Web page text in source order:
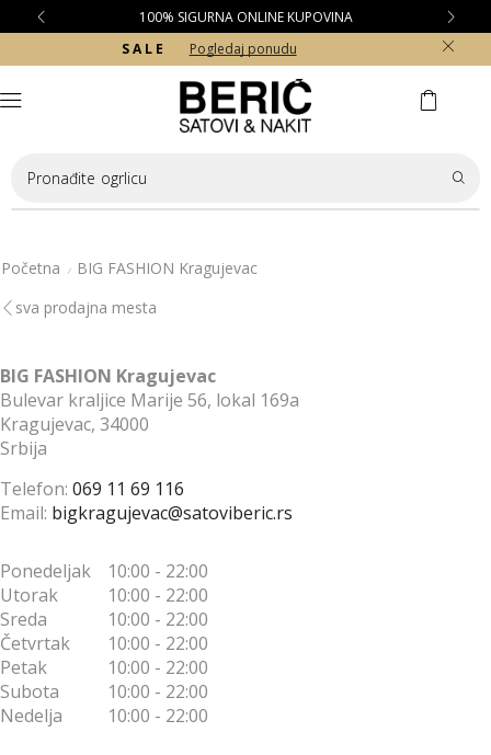
100% SIGURNA ONLINE KUPOVINA
S A L E
Pogledaj ponudu
Pronađite ogrlicu
Početna /
BIG FASHION Kragujevac
sva prodajna mesta
BIG FASHION Kragujevac
Bulevar kraljice Marije 56, lokal 169a
Kragujevac, 34000
Srbija
Telefon: 069 11 69 116
Email: bigkragujevac@satoviberic.rs
Ponedeljak
10:00 - 22:00
Utorak
10:00 - 22:00
Sreda
10:00 - 22:00
Četvrtak
10:00 - 22:00
Petak
10:00 - 22:00
Subota
10:00 - 22:00
Nedelja
10:00 - 22:00